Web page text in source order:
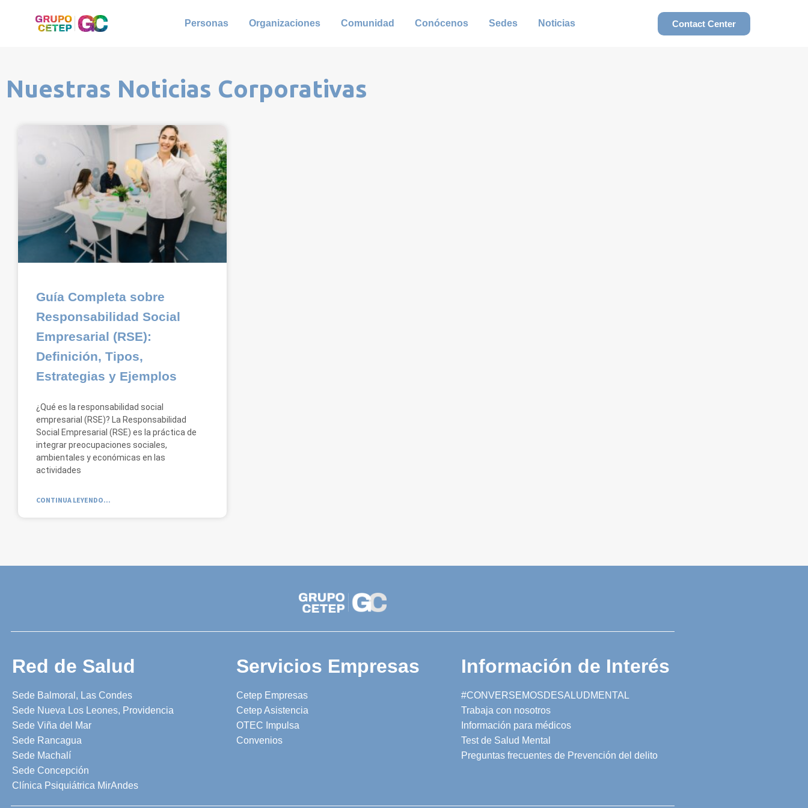
Personas Organizaciones Comunidad Conócenos Sedes Noticias Contact Center
Nuestras Noticias Corporativas
Guía Completa sobre
Responsabilidad Social
Empresarial (RSE):
Definición, Tipos,
Estrategias y Ejemplos
¿Qué es la responsabilidad social
empresarial (RSE)? La Responsabilidad
Social Empresarial (RSE) es la práctica de
integrar preocupaciones sociales,
ambientales y económicas en las
actividades
CONTINUA LEYENDO...
Red de Salud
Sede Balmoral, Las Condes
Sede Nueva Los Leones, Providencia
Sede Viña del Mar
Sede Rancagua
Sede Machalí
Sede Concepción
Clínica Psiquiátrica MirAndes
Servicios Empresas
Cetep Empresas
Cetep Asistencia
OTEC Impulsa
Convenios
Información de Interés
#CONVERSEMOSDESALUDMENTAL
Trabaja con nosotros
Información para médicos
Test de Salud Mental
Preguntas frecuentes de Prevención del delito